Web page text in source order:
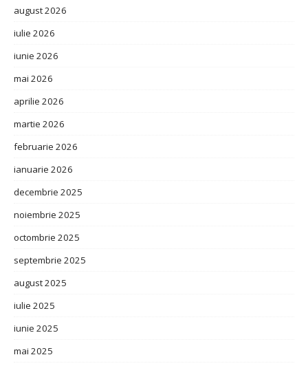
august 2026
iulie 2026
iunie 2026
mai 2026
aprilie 2026
martie 2026
februarie 2026
ianuarie 2026
decembrie 2025
noiembrie 2025
octombrie 2025
septembrie 2025
august 2025
iulie 2025
iunie 2025
mai 2025